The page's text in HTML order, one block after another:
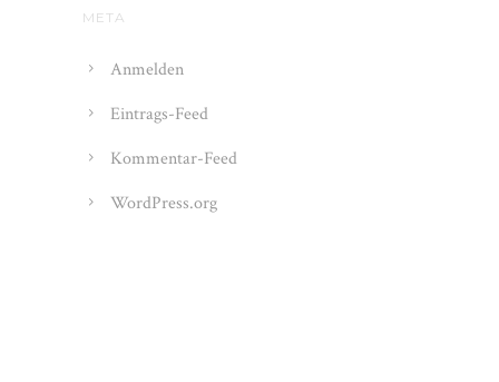
META
Anmelden
Eintrags-Feed
Kommentar-Feed
WordPress.org